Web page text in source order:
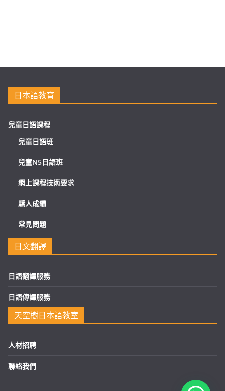
日本語教育
兒童日語課程
兒童日語班
兒童N5日語班
網上課程技術要求
驕人成績
常見問題
日文翻譯
日語翻譯服務
日語傳譯服務
天空樹日本語教室
人材招聘
聯絡我們